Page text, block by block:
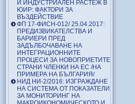
И ИНДУСТРИАЛЕН РАСТЕЖ В
ЮИР: ФАКТОРИ ЗА
ВЪЗДЕЙСТВИЕ
ФП 17-ФИСН-012/ 25.04.2017:
ПРЕДИЗВИКАТЕЛСТВА И
БАРИЕРИ ПРЕД
ЗАДЪЛБОЧАВАНЕ НА
ИНТЕГРАЦИОННИТЕ
ПРОЦЕСИ ЗА НОВОПРИЕТИТЕ
СТРАНИ ЧЛЕНКИ НА ЕС /НА
ПРИМЕРА НА БЪЛГАРИЯ/
НИД НИ-2/2016: ИЗГРАЖДАНЕ
НА СИСТЕМА ОТ ПОКАЗАТЕЛИ
ЗА МОНИТОРИНГ НА